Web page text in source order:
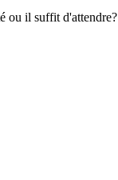
ou il suffit d'attendre?